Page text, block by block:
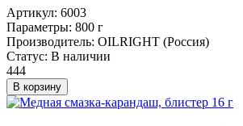
Артикул: 6003
Параметры: 800 г
Производитель: OILRIGHT (Россия)
Статус: В наличии
444
В корзину